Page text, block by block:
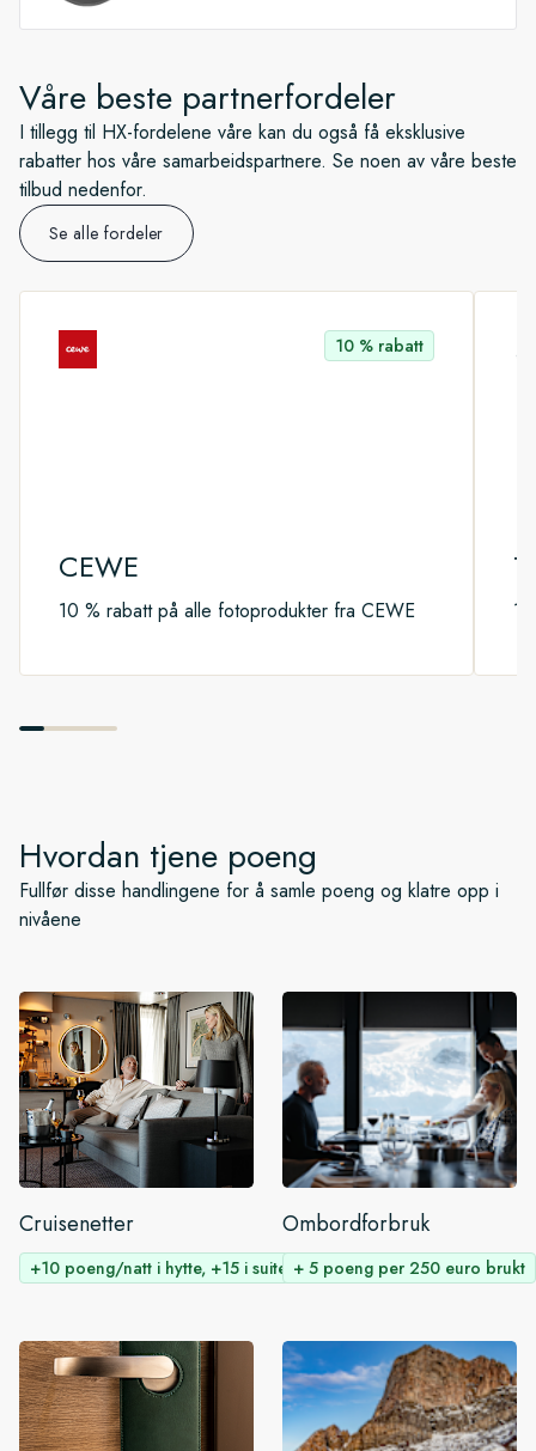
Tilgang til lederen for lojalitet og fremtidige cruise
om bord*
Inkludert trykket fotologgbok
Alltid prisgaranti*
Alltid fleksibilitet ved bestilling, uten
endringsgebyrer*
Inkludert oppgradering av lugar (30 dager før)*
Våre beste partnerfordeler
I tillegg til HX-fordelene våre kan du også få eksklusive
rabatter hos våre samarbeidspartnere. Se noen av våre beste
tilbud nedenfor.
Se alle fordeler
10 % rabatt
CEWE
10 % rabatt på alle fotoprodukter fra CEWE
Hvordan tjene poeng
Fullfør disse handlingene for å samle poeng og klatre opp i
nivåene
Cruisenetter
+10 poeng/natt i hytte, +15 i suite
Ombordforbruk
+ 5 poeng per 250 euro brukt